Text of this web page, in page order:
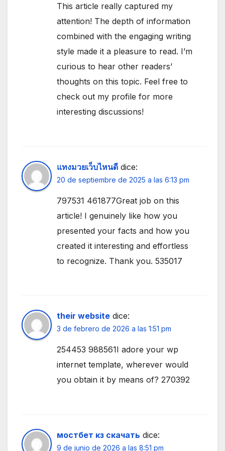
This article really captured my
attention! The depth of information
combined with the engaging writing
style made it a pleasure to read. I’m
curious to hear other readers’
thoughts on this topic. Feel free to
check out my profile for more
interesting discussions!
แทงมวยเว็บไหนดี dice:
20 de septiembre de 2025 a las 6:13 pm
797531 461877Great job on this
article! I genuinely like how you
presented your facts and how you
created it interesting and effortless
to recognize. Thank you. 535017
their website dice:
3 de febrero de 2026 a las 1:51 pm
254453 988561I adore your wp
internet template, wherever would
you obtain it by means of? 270392
мостбет кз скачать dice:
9 de junio de 2026 a las 8:51 pm